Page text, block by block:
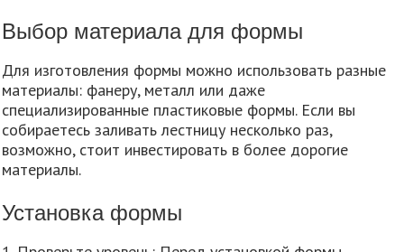
Выбор материала для формы
Для изготовления формы можно использовать разные
материалы: фанеру, металл или даже
специализированные пластиковые формы. Если вы
собираетесь заливать лестницу несколько раз,
возможно, стоит инвестировать в более дорогие
материалы.
Установка формы